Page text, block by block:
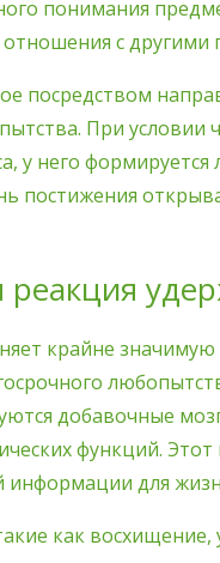
понимания
с другими
посредством
При условии
у него
постижения
крайне
добавочные
функций.
для
как